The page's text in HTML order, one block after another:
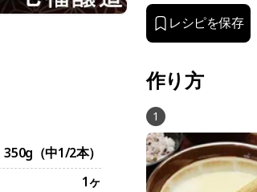
レシピを保存
350g（中1/2本）
1ヶ
作り方
1